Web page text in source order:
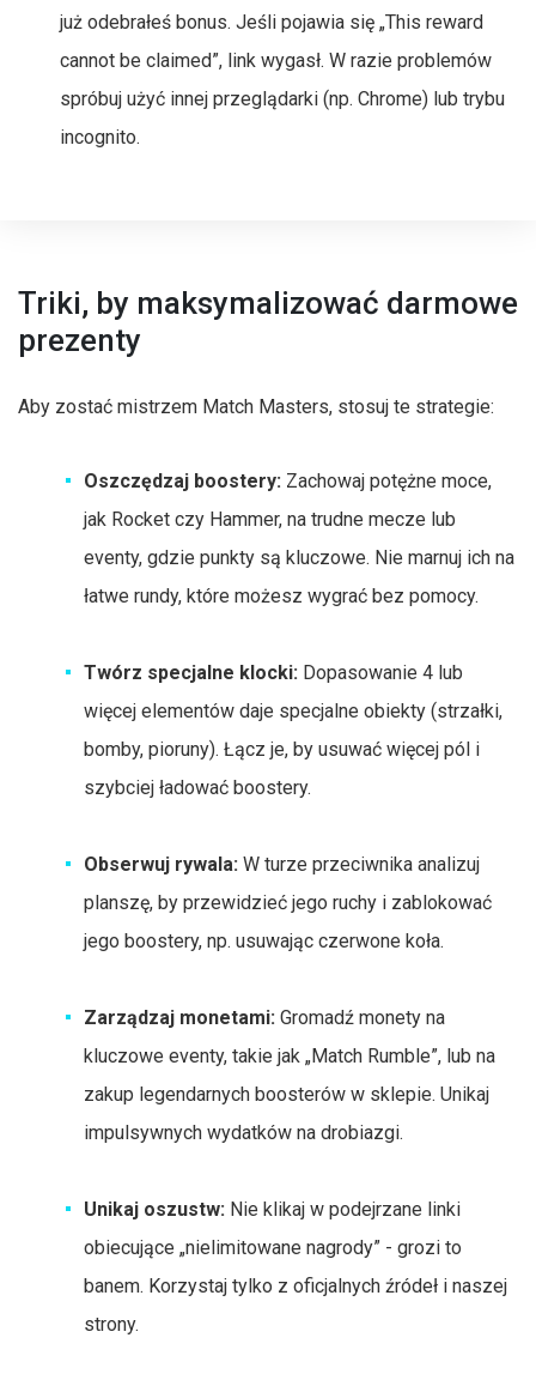
już odebrałeś bonus. Jeśli pojawia się „This reward
cannot be claimed”, link wygasł. W razie problemów
spróbuj użyć innej przeglądarki (np. Chrome) lub trybu
incognito.
Triki, by maksymalizować darmowe
prezenty
Aby zostać mistrzem Match Masters, stosuj te strategie:
Oszczędzaj boostery: Zachowaj potężne moce,
jak Rocket czy Hammer, na trudne mecze lub
eventy, gdzie punkty są kluczowe. Nie marnuj ich na
łatwe rundy, które możesz wygrać bez pomocy.
Twórz specjalne klocki: Dopasowanie 4 lub
więcej elementów daje specjalne obiekty (strzałki,
bomby, pioruny). Łącz je, by usuwać więcej pól i
szybciej ładować boostery.
Obserwuj rywala: W turze przeciwnika analizuj
planszę, by przewidzieć jego ruchy i zablokować
jego boostery, np. usuwając czerwone koła.
Zarządzaj monetami: Gromadź monety na
kluczowe eventy, takie jak „Match Rumble”, lub na
zakup legendarnych boosterów w sklepie. Unikaj
impulsywnych wydatków na drobiazgi.
Unikaj oszustw: Nie klikaj w podejrzane linki
obiecujące „nielimitowane nagrody” - grozi to
banem. Korzystaj tylko z oficjalnych źródeł i naszej
strony.